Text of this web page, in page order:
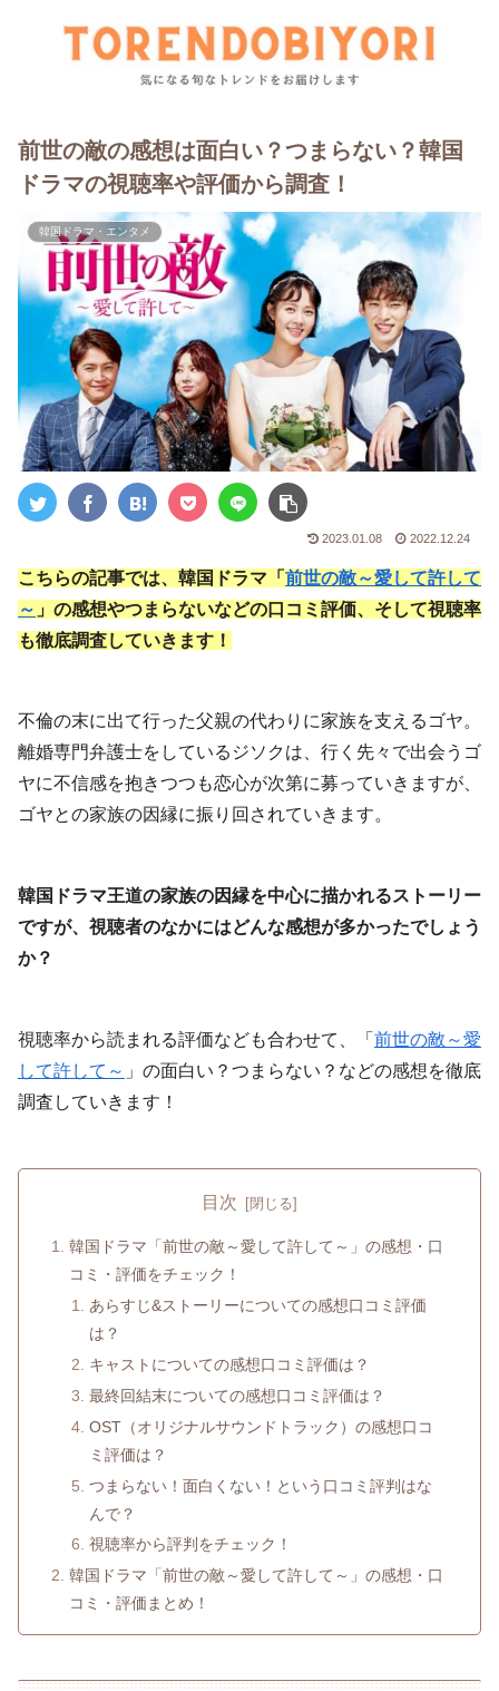
前世の敵の感想は面白い？つまらない？韓国
ドラマの視聴率や評価から調査！
韓国ドラマ・エンタメ
2023.01.08 2022.12.24
こちらの記事では、韓国ドラマ「 前世の敵～愛して許して
～ 」の感想やつまらないなどの口コミ評価、そして視聴率
も徹底調査していきます！
不倫の末に出て行った父親の代わりに家族を支えるゴヤ。
離婚専門弁護士をしているジソクは、行く先々で出会うゴ
ヤに不信感を抱きつつも恋心が次第に募っていきますが、
ゴヤとの家族の因縁に振り回されていきます。
韓国ドラマ王道の家族の因縁を中心に描かれるストーリー
ですが、視聴者のなかにはどんな感想が多かったでしょう
か？
視聴率から読まれる評価なども合わせて、「 前世の敵～愛
して許して～ 」の面白い？つまらない？などの感想を徹底
調査していきます！
目次
韓国ドラマ「前世の敵～愛して許して～」の感想・口
コミ・評価をチェック！
あらすじ&ストーリーについての感想口コミ評価
は？
キャストについての感想口コミ評価は？
最終回結末についての感想口コミ評価は？
OST（オリジナルサウンドトラック）の感想口コ
ミ評価は？
つまらない！面白くない！という口コミ評判はな
んで？
視聴率から評判をチェック！
韓国ドラマ「前世の敵～愛して許して～」の感想・口
コミ・評価まとめ！